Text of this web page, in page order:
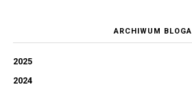
ARCHIWUM BLOGA
2025
2024